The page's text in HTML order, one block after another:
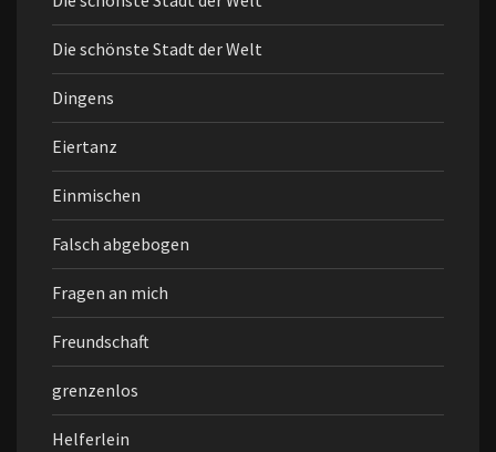
Die schönste Stadt der Welt
Dingens
Eiertanz
Einmischen
Falsch abgebogen
Fragen an mich
Freundschaft
grenzenlos
Helferlein